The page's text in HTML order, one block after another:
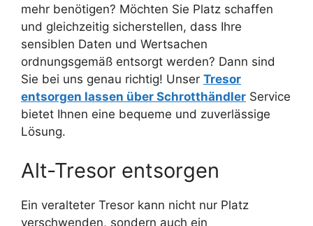
mehr benötigen? Möchten Sie Platz schaffen
und gleichzeitig sicherstellen, dass Ihre
sensiblen Daten und Wertsachen
ordnungsgemäß entsorgt werden? Dann sind
Sie bei uns genau richtig! Unser Tresor
entsorgen lassen über Schrotthändler Service
bietet Ihnen eine bequeme und zuverlässige
Lösung.
Alt-Tresor entsorgen
Ein veralteter Tresor kann nicht nur Platz
verschwenden, sondern auch ein